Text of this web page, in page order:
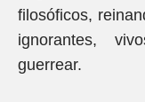
filosóficos,
ignorantes,
guerrear.